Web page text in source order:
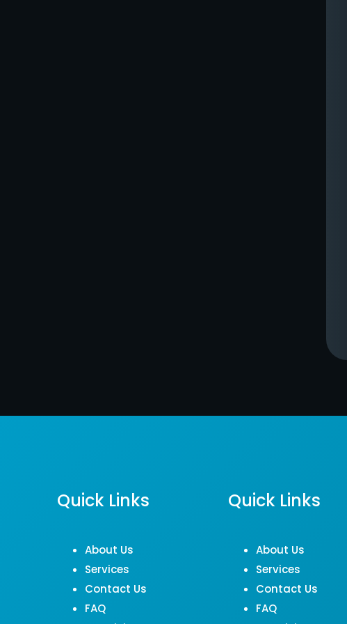
Quick Links
About Us
Services
Contact Us
FAQ
Quick Links
About Us
Services
Contact Us
FAQ